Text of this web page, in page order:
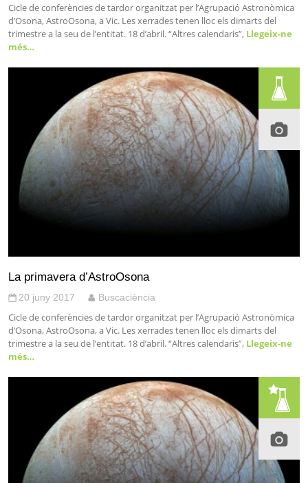
Cicle de conferències de tardor organitzat per l’Agrupació Astronòmica
d’Osona, AstroOsona, a Vic. Les xerrades tenen lloc els dimarts del
trimestre a la seu de l’entitat. 18 d’abril. “Altres calendaris”, Llegeix-ne
més…
La primavera d’AstroOsona
20 juny 2017 Buscaciència
Cicle de conferències de tardor organitzat per l’Agrupació Astronòmica
d’Osona, AstroOsona, a Vic. Les xerrades tenen lloc els dimarts del
trimestre a la seu de l’entitat. 18 d’abril. “Altres calendaris”, Llegeix-ne
més…